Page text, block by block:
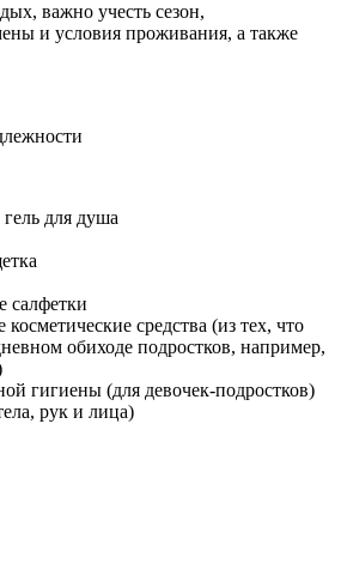
важно учесть сезон,
и условия проживания, а также
для душа
салфетки
средства (из тех, что
обиходе подростков, например,
гигиены (для девочек-подростков)
рук и лица)